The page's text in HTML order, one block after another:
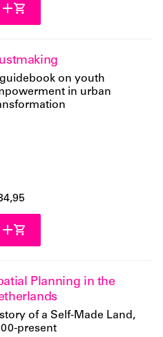
on youth
in urban
Planning in the
of a Self-Made Land,
present